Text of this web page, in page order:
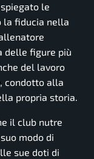
le
la fiducia nella
delle figure più
del lavoro
, condotto alla
propria storia.
il club nutre
modo di
sue doti di